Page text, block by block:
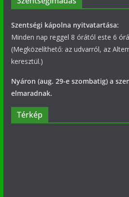
Szentségi kápolna nyitvatartása:
Minden nap reggel 8 órától este 6
(Megközelíthető: az udvarról, az
keresztül.)
Nyáron (aug. 29-e szombatig) a
elmaradnak.
Térkép